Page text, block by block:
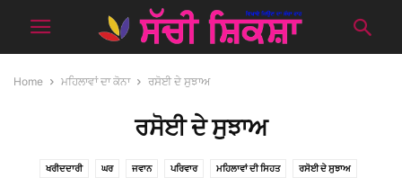
Home ਮਹਿਲਾਵਾਂ ਦਾ ਕੋਨਾ ਰਸੋਈ ਦੇ ਸੁਝਾਅ
ਰਸੋਈ ਦੇ ਸੁਝਾਅ
ਖਰੀਦਦਾਰੀ ਘਰ ਜਵਾਨ ਪਰਿਵਾਰ ਮਹਿਲਾਵਾਂ ਦੀ ਸਿਹਤ ਰਸੋਈ ਦੇ ਸੁਝਾਅ